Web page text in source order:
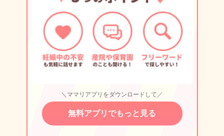
＼ママリアプリをダウンロードして／
無料アプリでもっと見る